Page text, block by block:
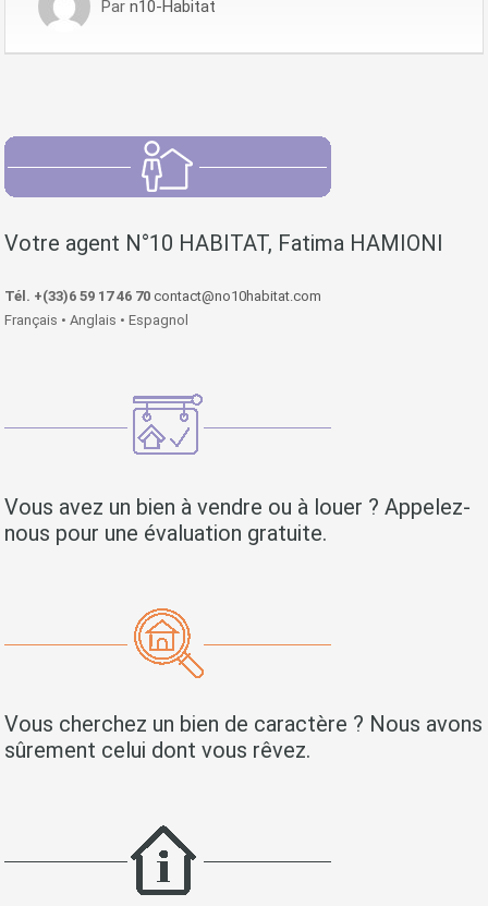
Par n10-Habitat
Votre agent N°10 HABITAT, Fatima HAMIONI
Tél. +(33)6 59 17 46 70 contact@no10habitat.com
Français • Anglais • Espagnol
Vous avez un bien à vendre ou à louer ? Appelez-
nous pour une évaluation gratuite.
Vous cherchez un bien de caractère ? Nous avons
sûrement celui dont vous rêvez.